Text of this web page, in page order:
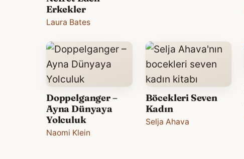
Erkekler
Laura Bates
Doppelganger –
Ayna Dünyaya
Yolculuk
Naomi Klein
Böcekleri Seven
Kadın
Selja Ahava